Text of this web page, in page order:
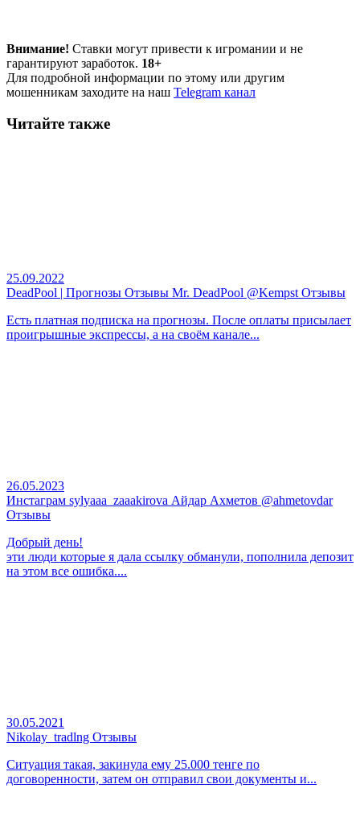
Внимание! Ставки могут привести к игромании и не
гарантируют заработок. 18+
Для подробной информации по этому или другим
мошенникам заходите на наш Telegram канал
Читайте также
25.09.2022
DeadPool | Прогнозы Отзывы Mr. DeadPool @Kempst Отзывы
Есть платная подписка на прогнозы. После оплаты присылает
проигрышные экспрессы, а на своём канале...
26.05.2023
Инстаграм sylyaaa_zaaakirova Айдар Ахметов @ahmetovdar
Отзывы
Добрый день!
эти люди которые я дала ссылку обманули, пополнила депозит
на этом все ошибка....
30.05.2021
Nikolay_tradlng Отзывы
Ситуация такая, закинула ему 25.000 тенге по
договоренности, затем он отправил свои документы и...